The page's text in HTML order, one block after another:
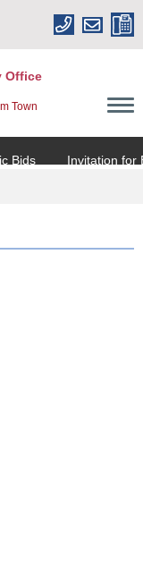
Office
Town
Invitation for